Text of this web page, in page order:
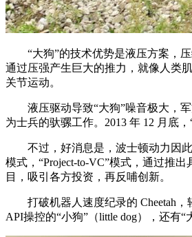
“大狗”的技术优势是液压方案，压
通过压强产生巨大的推力，就像人类
关节运动。
液压驱动导致“大狗”噪音极大，军
为士兵的驮骡工作。2013 年 12 月底，
不过，好消息是，波士顿动力因此
模式，“Project-to-VC”模式，通过推
目，吸引各方投资，再反哺创新。
打破机器人速度纪录的 Cheetah，
API操控的“小狗”（little dog），还有“